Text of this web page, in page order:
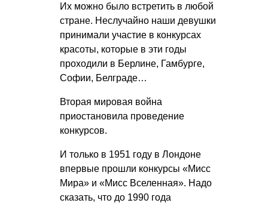
Их можно было встретить в любой
стране. Неслучайно наши девушки
принимали участие в конкурсах
красоты, которые в эти годы
проходили в Берлине, Гамбурге,
Софии, Белграде…
Вторая мировая война
приостановила проведение
конкурсов.
И только в 1951 году в Лондоне
впервые прошли конкурсы «Мисс
Мира» и «Мисс Вселенная». Надо
сказать, что до 1990 года